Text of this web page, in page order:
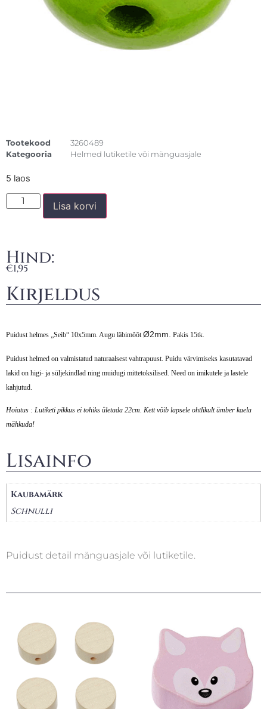
Tootekood
3260489
Kategooria
Helmed lutiketile või mänguasjale
5 laos
Lisa korvi
Hind:
€1,95
Kirjeldus
Puidust helmes „Seib“ 10x5mm. Augu läbimõõtØ2mm. Pakis 15tk.
Puidust helmed on valmistatud naturaalsest vahtrapuust. Puidu värvimiseks kasutatavad
lakid on higi- ja süljekindlad ning muidugi mittetoksilised. Need on imikutele ja lastele
kahjutud.
Hoiatus : Lutiketi pikkus ei tohiks ületada 22cm. Kett võib lapsele ohtlikult ümber kaela
mähkuda!
Lisainfo
Kaubamärk
Schnulli
Puidust detail mänguasjale või lutiketile.